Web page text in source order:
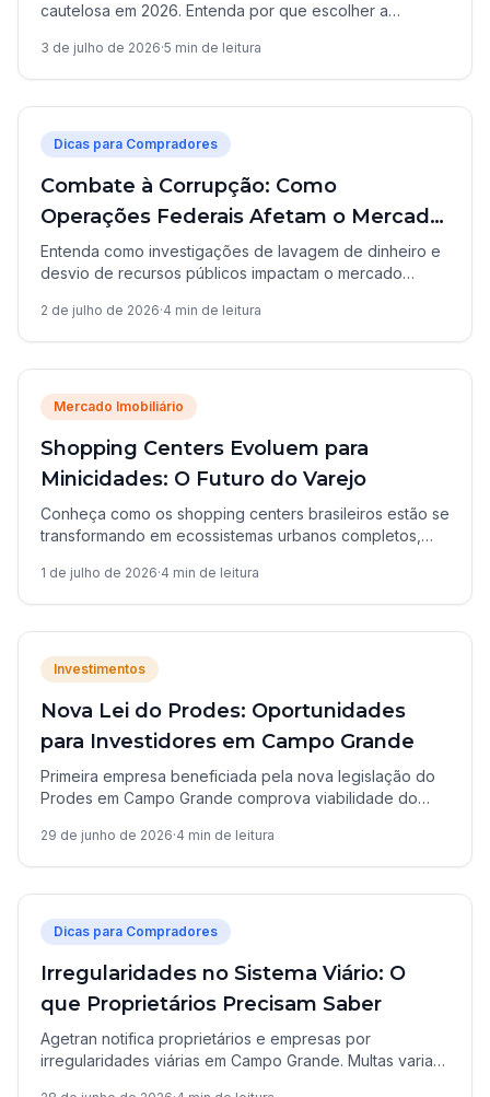
cautelosa em 2026. Entenda por que escolher a
importante.
3 de julho de 2026·5 min de leitura
Dicas para Compradores
Combate à Corrupção: Como
Operações Federais Afetam o Mercado
Imobiliário
Entenda como investigações de lavagem de dinheiro e
desvio de recursos públicos impactam o mercado
2 de julho de 2026·4 min de leitura
Mercado Imobiliário
Shopping Centers Evoluem para
Minicidades: O Futuro do Varejo
Conheça como os shopping centers brasileiros estão se
transformando em ecossistemas urbanos completos,
1 de julho de 2026·4 min de leitura
Investimentos
Nova Lei do Prodes: Oportunidades
para Investidores em Campo Grande
Primeira empresa beneficiada pela nova legislação do
Prodes em Campo Grande comprova viabilidade do
imobiliário local.
29 de junho de 2026·4 min de leitura
Dicas para Compradores
Irregularidades no Sistema Viário: O
que Proprietários Precisam Saber
Agetran notifica proprietários e empresas por
irregularidades viárias em Campo Grande. Multas variam